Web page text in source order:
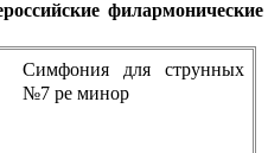
филармонические
Симфония для струнных
№7 ре минор